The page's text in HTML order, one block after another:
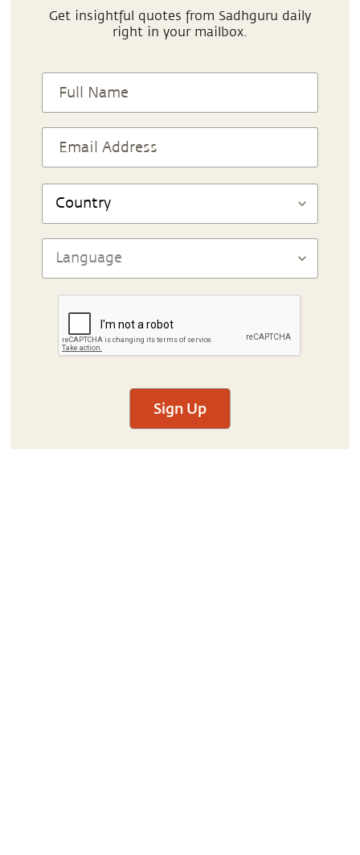
Get insightful quotes from Sadhguru daily
right in your mailbox.
Sign Up